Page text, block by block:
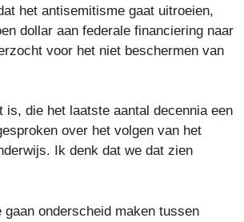
het antisemitisme gaat uitroeien,
dollar aan federale financiering naar
voor het niet beschermen van
die het laatste aantal decennia een
over het volgen van het
Ik denk dat we dat zien
onderscheid maken tussen